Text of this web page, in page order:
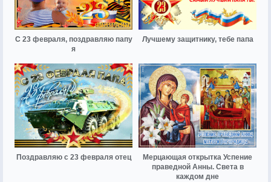
С 23 февраля, поздравляю папу
я
Лучшему защитнику, тебе папа
Поздравляю с 23 февраля отец
Мерцающая открытка Успение
праведной Анны. Света в
каждом дне